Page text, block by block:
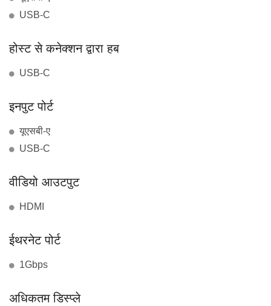
USB-C
होस्ट से कनेक्शन द्वारा हब
USB-C
इनपुट पोर्ट
यूएसबी-ए
USB-C
वीडियो आउटपुट
HDMI
ईथरनेट पोर्ट
1Gbps
अधिकतम डिस्प्ले